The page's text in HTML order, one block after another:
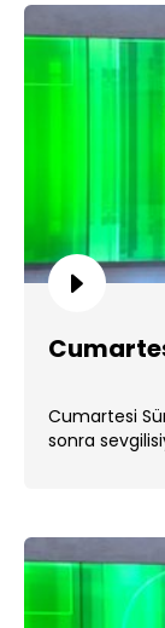
Cumartesi
sonra